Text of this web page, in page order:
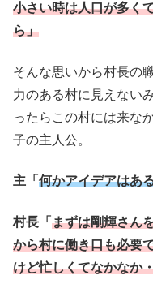
小さい時は人口が多く
ら」
そんな思いから村長の
力のある村に見えない
ったらこの村には来な
子の主人公。
主「 何かアイデアはあ
村長「 まずは剛輝さん
から村に働き口も必要
けど忙しくてなかなか